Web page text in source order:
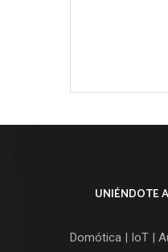
UNIÉNDOTE
Domótica | IoT |